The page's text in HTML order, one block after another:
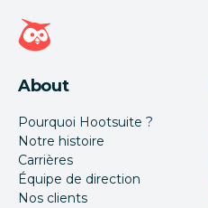
Page d'accueil Hootsuite
About
Pourquoi Hootsuite ?
Notre histoire
Carrières
Équipe de direction
Nos clients